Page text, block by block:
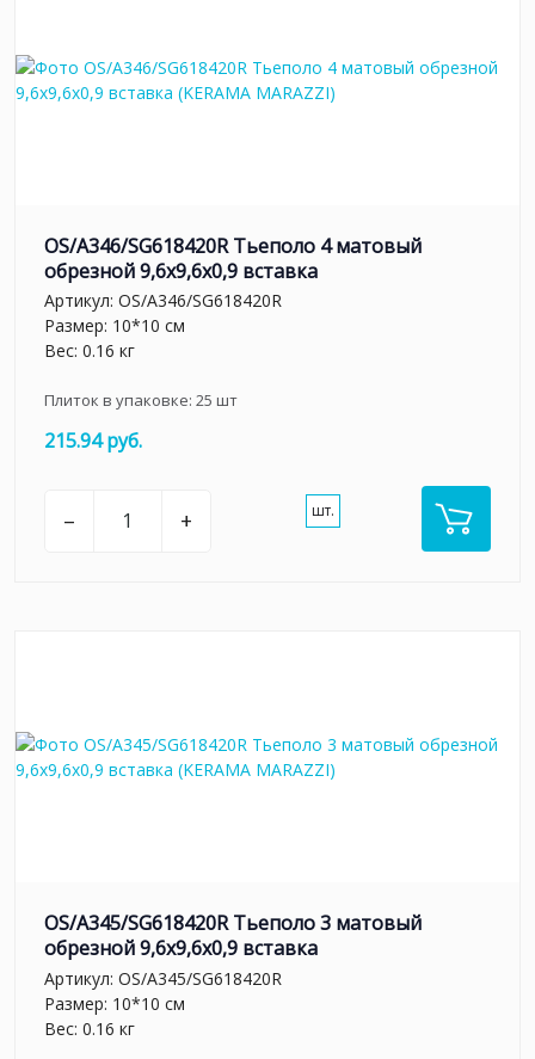
OS/A346/SG618420R Тьеполо 4 матовый
обрезной 9,6x9,6x0,9 вставка
Артикул: OS/A346/SG618420R
Размер: 10*10 см
Вес: 0.16 кг
Плиток в упаковке: 25 шт
215.94 руб.
– + шт.
OS/A345/SG618420R Тьеполо 3 матовый
обрезной 9,6x9,6x0,9 вставка
Артикул: OS/A345/SG618420R
Размер: 10*10 см
Вес: 0.16 кг